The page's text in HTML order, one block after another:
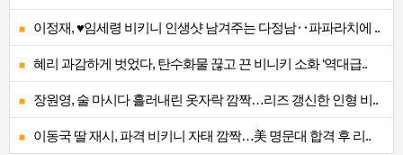
이정재, ♥임세령 비키니 인생샷 남겨주는 다정남‥파파라치에 ..
혜리 과감하게 벗었다, 탄수화물 끊고 끈 비니키 소화 ‘역대급..
장원영, 술 마시다 흘러내린 옷자락 깜짝…리즈 갱신한 인형 비..
이동국 딸 재시, 파격 비키니 자태 깜짝…美 명문대 합격 후 리..